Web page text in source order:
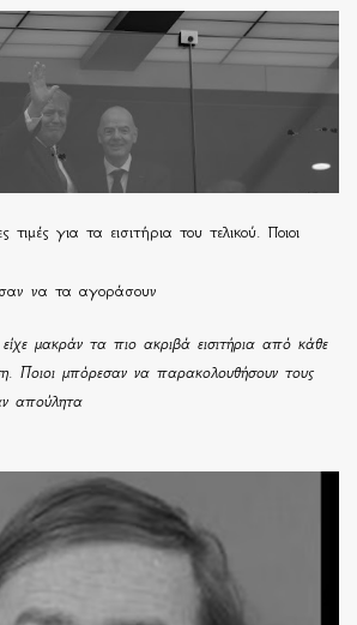
τιμές για τα εισιτήρια του τελικού. Ποιοι
να τα αγοράσουν
μακράν τα πιο ακριβά εισιτήρια από κάθε
Ποιοι μπόρεσαν να παρακολουθήσουν τους
απούλητα